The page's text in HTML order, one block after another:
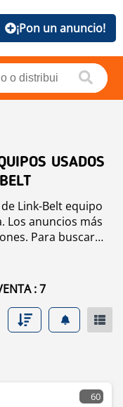
¡Pon un anuncio!
USADOS
Link-Belt equipo
Los anuncios más
Para buscar
venta haga clic
: 7
60